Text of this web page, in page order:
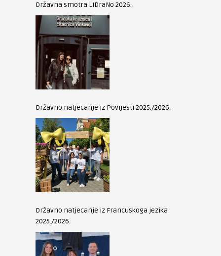
Državna smotra LiDraNo 2026.
Državno natjecanje iz Povijesti 2025./2026.
Državno natjecanje iz Francuskoga jezika
2025./2026.